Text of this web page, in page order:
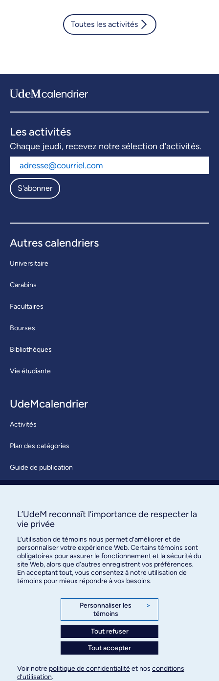
Toutes les activités
Les activités
Chaque jeudi, recevez notre sélection d’activités.
S'abonner
Autres calendriers
Universitaire
Carabins
Facultaires
Bourses
Bibliothèques
Vie étudiante
UdeMcalendrier
Activités
Plan des catégories
Guide de publication
À propos / Nous joindre
des relations publiques
3744, rue Jean-Brillant, bureau 490
Montréal (Québec) H3T 1P1
Paramètres des témoins
L’UdeM reconnaît l’importance de respecter la
vie privée
L’utilisation de témoins nous permet d’améliorer et de
personnaliser votre expérience Web. Certains témoins sont
obligatoires pour assurer le fonctionnement et la sécurité du
site Web, alors que d’autres enregistrent vos préférences.
En acceptant tout, vous consentez à notre utilisation de
témoins pour mieux répondre à vos besoins.
Personnaliser les
témoins
>
Tout refuser
Tout accepter
Voir notre politique de confidentialitéet nos conditions
d’utilisation.